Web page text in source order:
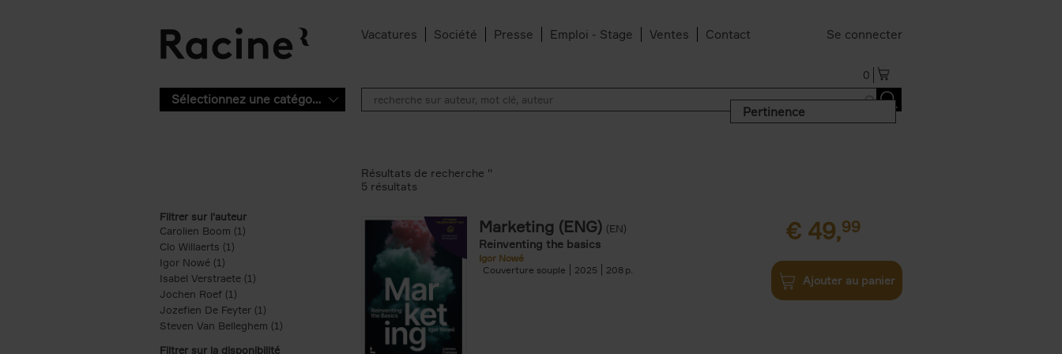
Vacatures Société Presse Emploi - Stage Ventes Contact Se connecter
0
Sélectionnez une catégorie
Pertinence
Filtrer sur l'auteur
Carolien Boom (1)
Clo Willaerts (1)
Igor Nowé (1)
Isabel Verstraete (1) Apply Isabel Verstraete filter
Jochen Roef (1)
Jozefien De Feyter (1) Apply Jozefien De Feyter filter
Steven Van Belleghem (1) Apply Steven Van Belleghem filter
Filtrer sur la disponibilité
Résultats de recherche ''
5 résultats
Marketing (ENG) (EN)
Reinventing the basics
Igor Nowé
Couverture souple
2025 208
€ 49,99
Ajouter au panier